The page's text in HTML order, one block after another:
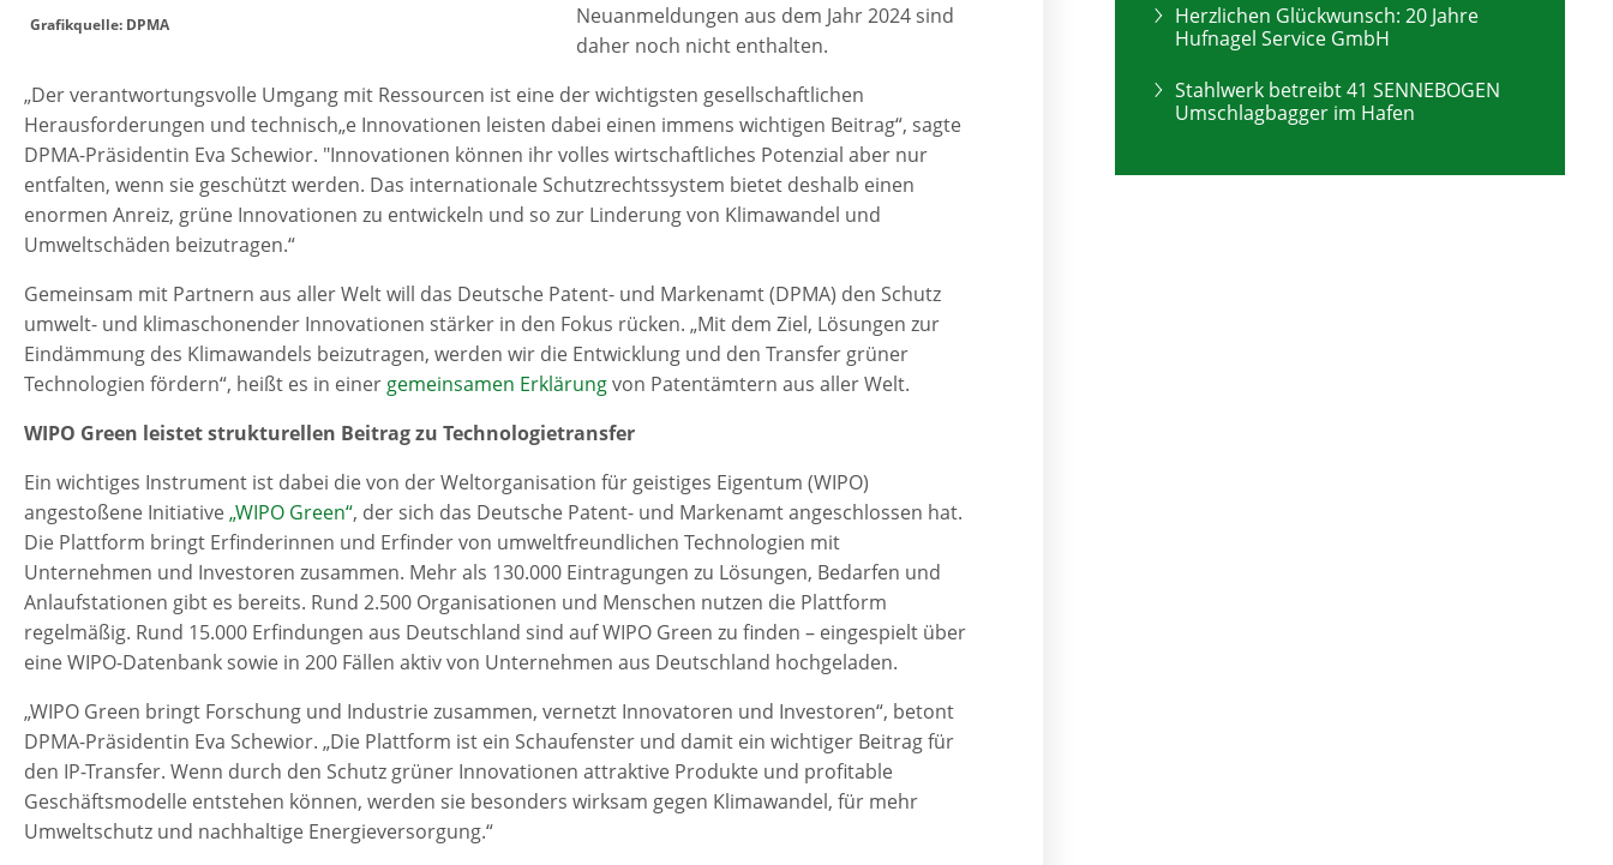
Grafikquelle: DPMA
Neuanmeldungen aus dem Jahr 2024 sind
daher noch nicht enthalten.
„Der verantwortungsvolle Umgang mit Ressourcen ist eine der wichtigsten gesellschaftlichen
Herausforderungen und technisch„e Innovationen leisten dabei einen immens wichtigen Beitrag“, sagte
DPMA-Präsidentin Eva Schewior. "Innovationen können ihr volles wirtschaftliches Potenzial aber nur
entfalten, wenn sie geschützt werden. Das internationale Schutzrechtssystem bietet deshalb einen
enormen Anreiz, grüne Innovationen zu entwickeln und so zur Linderung von Klimawandel und
Umweltschäden beizutragen.“
Gemeinsam mit Partnern aus aller Welt will das Deutsche Patent- und Markenamt (DPMA) den Schutz
umwelt- und klimaschonender Innovationen stärker in den Fokus rücken. „Mit dem Ziel, Lösungen zur
Eindämmung des Klimawandels beizutragen, werden wir die Entwicklung und den Transfer grüner
Technologien fördern“, heißt es in einer gemeinsamen Erklärungvon Patentämtern aus aller Welt.
WIPO Green leistet strukturellen Beitrag zu Technologietransfer
Ein wichtiges Instrument ist dabei die von der Weltorganisation für geistiges Eigentum (WIPO)
angestoßene Initiative„WIPO Green“, der sich das Deutsche Patent- und Markenamt angeschlossen hat.
Die Plattform bringt Erfinderinnen und Erfinder von umweltfreundlichen Technologien mit
Unternehmen und Investoren zusammen. Mehr als 130.000 Eintragungen zu Lösungen, Bedarfen und
Anlaufstationen gibt es bereits. Rund 2.500 Organisationen und Menschen nutzen die Plattform
regelmäßig. Rund 15.000 Erfindungen aus Deutschland sind auf WIPO Green zu finden – eingespielt über
eine WIPO-Datenbank sowie in 200 Fällen aktiv von Unternehmen aus Deutschland hochgeladen.
„WIPO Green bringt Forschung und Industrie zusammen, vernetzt Innovatoren und Investoren“, betont
DPMA-Präsidentin Eva Schewior. „Die Plattform ist ein Schaufenster und damit ein wichtiger Beitrag für
den IP-Transfer. Wenn durch den Schutz grüner Innovationen attraktive Produkte und profitable
Geschäftsmodelle entstehen können, werden sie besonders wirksam gegen Klimawandel, für mehr
Umweltschutz und nachhaltige Energieversorgung.“
Herzlichen Glückwunsch: 20 Jahre
Hufnagel Service GmbH
Stahlwerk betreibt 41 SENNEBOGEN
Umschlagbagger im Hafen